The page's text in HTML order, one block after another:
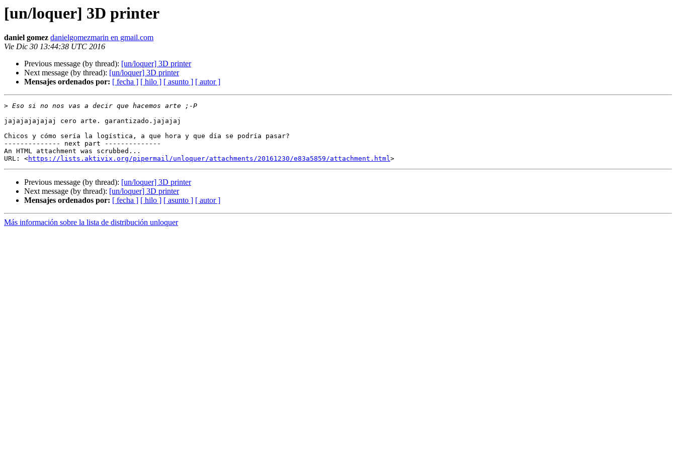
[un/loquer] 3D printer
daniel gomez danielgomezmarin en gmail.com
Vie Dic 30 13:44:38 UTC 2016
Previous message (by thread): [un/loquer] 3D printer
Next message (by thread): [un/loquer] 3D printer
Mensajes ordenados por: [ fecha ] [ hilo ] [ asunto ] [ autor ]
>
jajajajajajaj cero arte. garantizado.jajajaj
Chicos y cómo sería la logística, a que hora y que día se podría pasar?
-------------- next part --------------
An HTML attachment was scrubbed...
URL: <https://lists.aktivix.org/pipermail/unloquer/attachments/20161230/e83a5859/attachment.html
Previous message (by thread): [un/loquer] 3D printer
Next message (by thread): [un/loquer] 3D printer
Mensajes ordenados por: [ fecha ] [ hilo ] [ asunto ] [ autor ]
Más información sobre la lista de distribución unloquer